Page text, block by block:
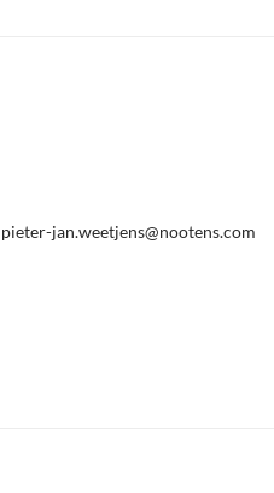
pieter-jan.weetjens@nootens.com